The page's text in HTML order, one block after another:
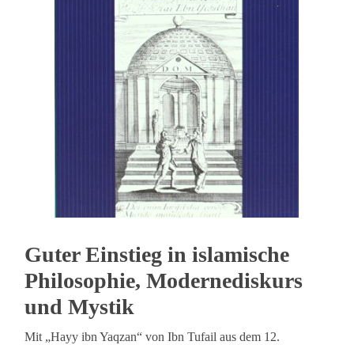
Guter Einstieg in islamische
Philosophie, Modernediskurs
und Mystik
Mit „Hayy ibn Yaqzan“ von Ibn Tufail aus dem 12.